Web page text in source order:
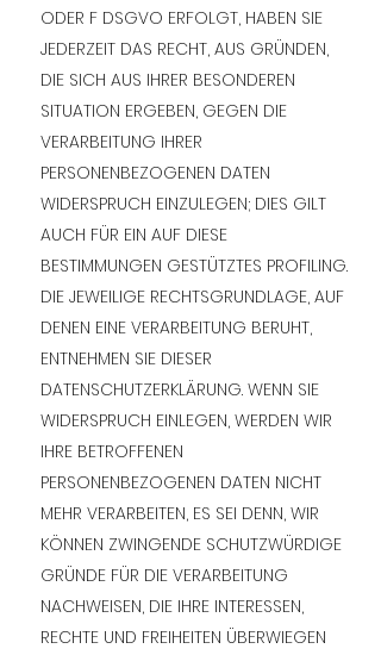
ODER F DSGVO ERFOLGT, HABEN SIE
JEDERZEIT DAS RECHT, AUS GRÜNDEN,
DIE SICH AUS IHRER BESONDEREN
SITUATION ERGEBEN, GEGEN DIE
VERARBEITUNG IHRER
PERSONENBEZOGENEN DATEN
WIDERSPRUCH EINZULEGEN; DIES GILT
AUCH FÜR EIN AUF DIESE
BESTIMMUNGEN GESTÜTZTES PROFILING.
DIE JEWEILIGE RECHTSGRUNDLAGE, AUF
DENEN EINE VERARBEITUNG BERUHT,
ENTNEHMEN SIE DIESER
DATENSCHUTZERKLÄRUNG. WENN SIE
WIDERSPRUCH EINLEGEN, WERDEN WIR
IHRE BETROFFENEN
PERSONENBEZOGENEN DATEN NICHT
MEHR VERARBEITEN, ES SEI DENN, WIR
KÖNNEN ZWINGENDE SCHUTZWÜRDIGE
GRÜNDE FÜR DIE VERARBEITUNG
NACHWEISEN, DIE IHRE INTERESSEN,
RECHTE UND FREIHEITEN ÜBERWIEGEN